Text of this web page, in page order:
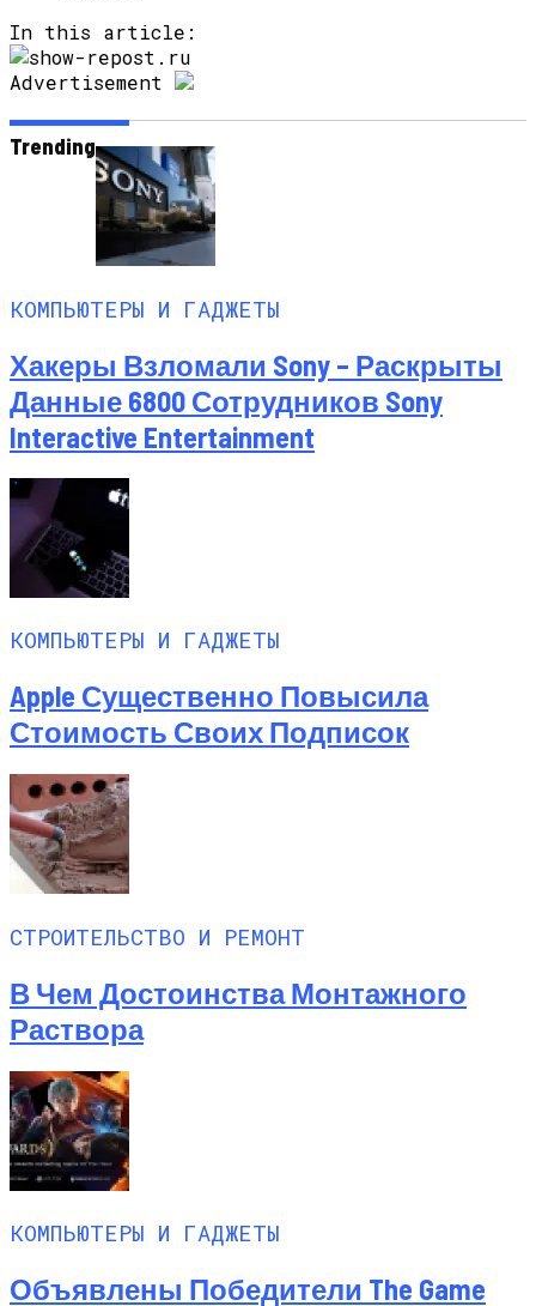
In this article:
Advertisement
Trending
КОМПЬЮТЕРЫ И ГАДЖЕТЫ
Хакеры Взломали Sony – Раскрыты
Данные 6800 Сотрудников Sony
Interactive Entertainment
КОМПЬЮТЕРЫ И ГАДЖЕТЫ
Apple Существенно Повысила
Стоимость Своих Подписок
СТРОИТЕЛЬСТВО И РЕМОНТ
В Чем Достоинства Монтажного
Раствора
КОМПЬЮТЕРЫ И ГАДЖЕТЫ
Объявлены Победители The Game